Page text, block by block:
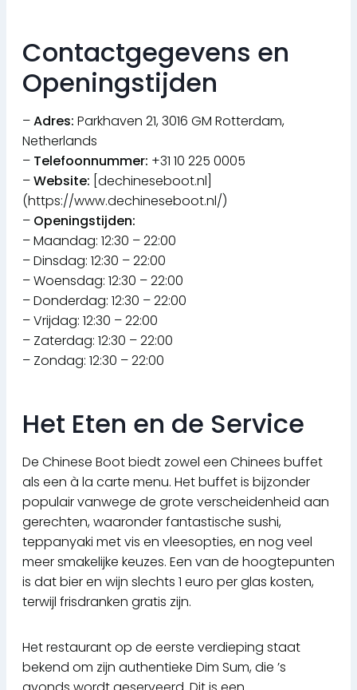
Contactgegevens en
Openingstijden
–Adres: Parkhaven 21, 3016 GM Rotterdam,
Netherlands
– Telefoonnummer: +31 10 225 0005
–Website: [dechineseboot.nl]
(https://www.dechineseboot.nl/)
– Openingstijden:
– Maandag: 12:30 – 22:00
– Dinsdag: 12:30 – 22:00
– Woensdag: 12:30 – 22:00
– Donderdag: 12:30 – 22:00
– Vrijdag: 12:30 – 22:00
– Zaterdag: 12:30 – 22:00
– Zondag: 12:30 – 22:00
Het Eten en de Service
De Chinese Boot biedt zowel een Chinees buffet
als een à la carte menu. Het buffet is bijzonder
populair vanwege de grote verscheidenheid aan
gerechten, waaronder fantastische sushi,
teppanyaki met vis en vleesopties, en nog veel
meer smakelijke keuzes. Een van de hoogtepunten
is dat bier en wijn slechts 1 euro per glas kosten,
terwijl frisdranken gratis zijn.
Het restaurant op de eerste verdieping staat
bekend om zijn authentieke Dim Sum, die ’s